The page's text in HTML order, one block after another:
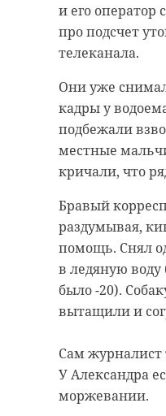
и его
про подсчет
телеканала.
Они уже
кадры у
подбежали
местные
кричали, что
Бравый
раздумывая,
помощь. Снял
в ледяную воду
было -20).
вытащили и
Сам журналист
У Александра
моржевании.